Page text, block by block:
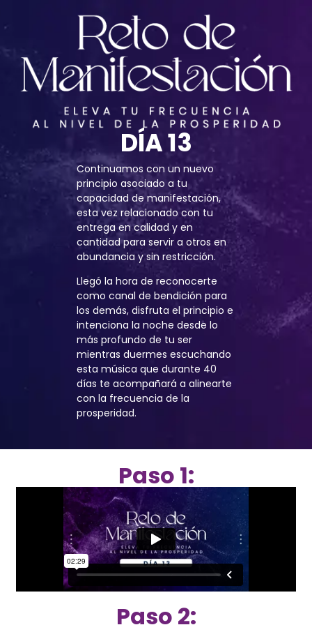
DÍA 13
Continuamos con un nuevo
principio asociado a tu
capacidad de manifestación,
esta vez relacionado con tu
entrega en calidad y en
cantidad para servir a otros en
abundancia y sin restricción.
Llegó la hora de reconocerte
como canal de bendición para
los demás, disfruta el principio e
intenciona la noche desde lo
más profundo de tu ser
mientras duermes escuchando
esta música que durante 40
días te acompañará a alinearte
con la frecuencia de la
prosperidad.
Paso 1:
Paso 2: